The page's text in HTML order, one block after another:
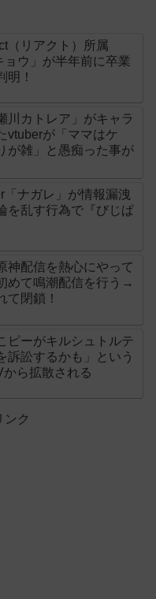
（リアクト）所属
ョウ」が半年前に卒業
明！
川カトレア」がキャラ
vtuberが「ママはケ
が雑」と愚痴った事が
「ナガレ」が情報漏洩
を乱す行為で『びじぱ
神配信を熱心にやって
めて鳴潮配信を行う→
て閉鎖！
ピーがキルシュトルテ
訴訟するかも」という
ら拡散される
ンク